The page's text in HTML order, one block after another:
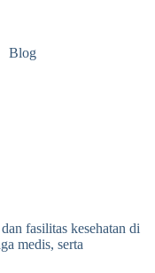
Blog
fasilitas kesehatan di
medis, serta